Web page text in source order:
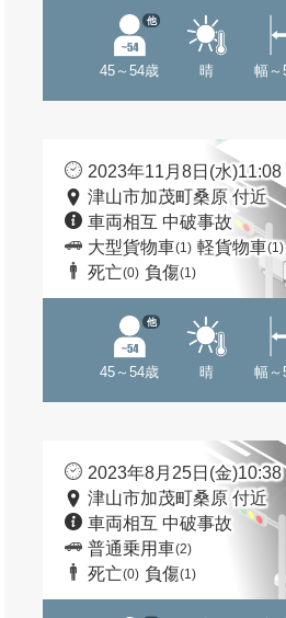
45～54歳
他
晴 幅～
2023年11月8日(水)11:08
津山市加茂町桑原 付近
車両相互 中破事故
大型貨物車(1) 軽貨物車(1)
死亡(0) 負傷(1)
45～54歳
他
晴 幅～
2023年8月25日(金)10:38
津山市加茂町桑原 付近
車両相互 中破事故
普通乗用車(2)
死亡(0) 負傷(1)